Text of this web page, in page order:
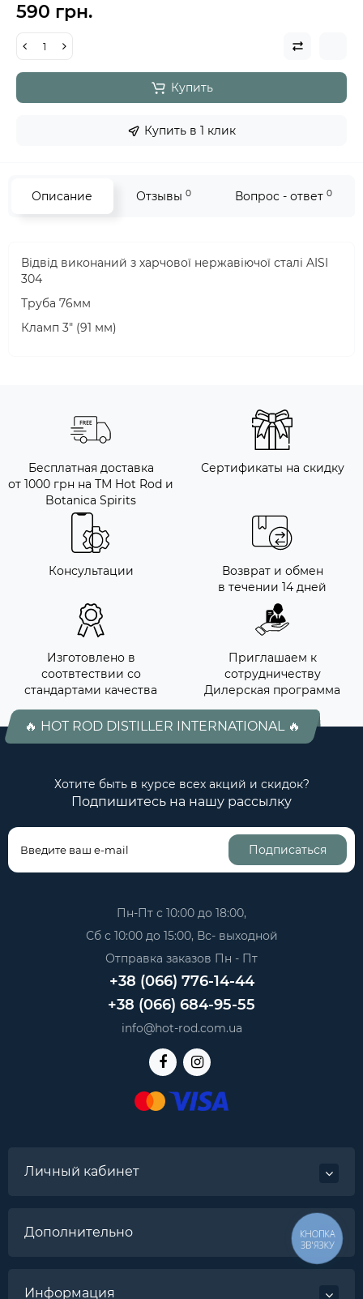
590 грн.
Купить
Купить в 1 клик
Описание Отзывы 0 Вопрос - ответ 0
Відвід виконаний з харчової нержавіючої сталі AISI
304
Труба 76мм
Кламп 3" (91 мм)
Бесплатная доставка
от 1000 грн на ТМ Hot Rod и
Botanica Spirits
Сертификаты на скидку
Консультации
Возврат и обмен
в течении 14 дней
Изготовлено в
соотвтествии со
стандартами качества
Приглашаем к
сотрудничеству
Дилерская программа
🔥 HOT ROD DISTILLER INTERNATIONAL 🔥
Хотите быть в курсе всех акций и скидок?
Подпишитесь на нашу рассылку
Подписаться
Пн-Пт с 10:00 до 18:00,
Сб с 10:00 до 15:00, Вс- выходной
Отправка заказов Пн - Пт
+38 (066) 776-14-44
+38 (066) 684-95-55
info@hot-rod.com.ua
Личный кабинет
Дополнительно
Информация
КНОПКА
ЗВ'ЯЗКУ